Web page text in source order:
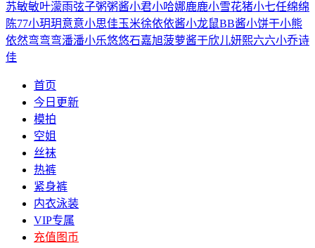
苏敏敏叶濛雨弦子粥粥酱小君小哈娜鹿鹿小雪花猪小七任绵绵
陈77小玥玥意意小思佳玉米徐依依酱小龙鼠BB酱小饼干小熊
依然弯弯弯潘潘小乐悠悠石嘉旭菠萝酱于欣儿妍熙六六小乔诗
佳
首页
今日更新
模拍
空姐
丝袜
热裤
紧身裤
内衣泳装
VIP专属
充值图币